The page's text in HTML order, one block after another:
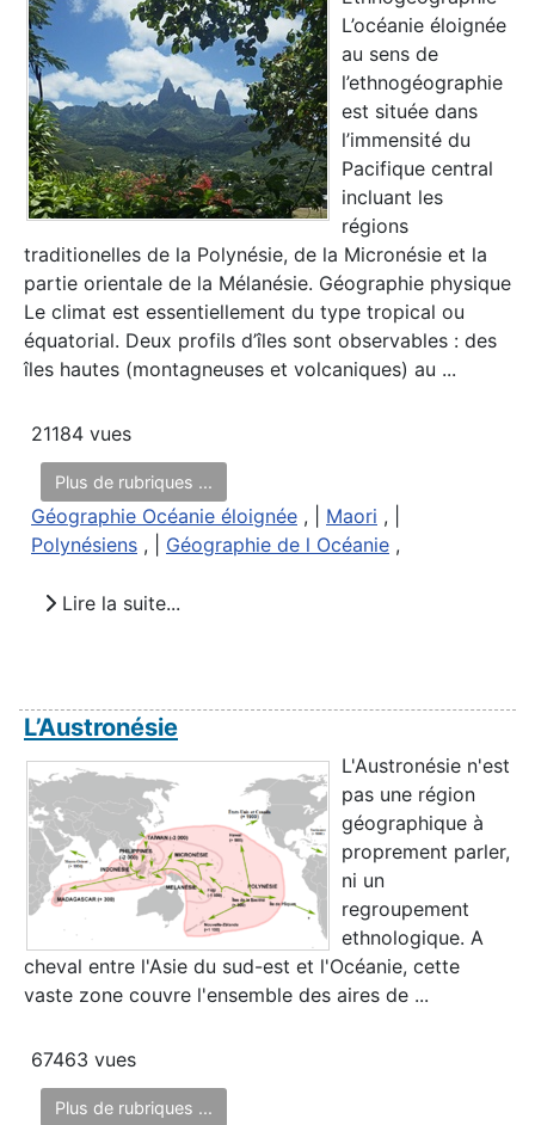
L’océanie éloignée
au sens de
l’ethnogéographie
est située dans
l’immensité du
Pacifique central
incluant les
régions
traditionelles de la Polynésie, de la Micronésie et la
partie orientale de la Mélanésie. Géographie physique
Le climat est essentiellement du type tropical ou
équatorial. Deux profils d’îles sont observables : des
îles hautes (montagneuses et volcaniques) au ...
21184 vues
Plus de rubriques ...
Géographie Océanie éloignée , | Maori , |
Polynésiens , | Géographie de l Océanie ,
Lire la suite...
L’Austronésie
L'Austronésie n'est
pas une région
géographique à
proprement parler,
ni un
regroupement
ethnologique. A
cheval entre l'Asie du sud-est et l'Océanie, cette
vaste zone couvre l'ensemble des aires de ...
67463 vues
Plus de rubriques ...